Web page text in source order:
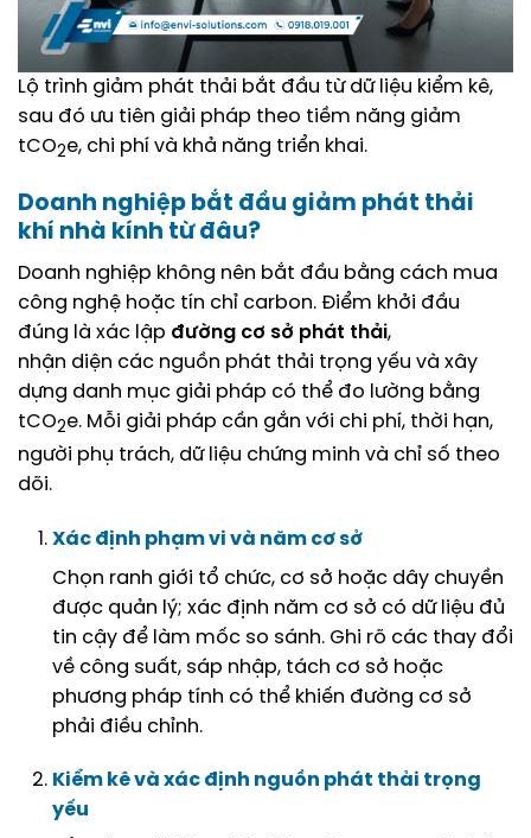
Lộ trình giảm phát thải bắt đầu từ dữ liệu kiểm kê,
sau đó ưu tiên giải pháp theo tiềm năng giảm
tCO2e, chi phí và khả năng triển khai.
Doanh nghiệp bắt đầu giảm phát thải
khí nhà kính từ đâu?
Doanh nghiệp không nên bắt đầu bằng cách mua
công nghệ hoặc tín chỉ carbon. Điểm khởi đầu
đúng là xác lập đường cơ sở phát thải,
nhận diện các nguồn phát thải trọng yếu và xây
dựng danh mục giải pháp có thể đo lường bằng
tCO2e. Mỗi giải pháp cần gắn với chi phí, thời hạn,
người phụ trách, dữ liệu chứng minh và chỉ số theo
dõi.
Xác định phạm vi và năm cơ sở
Chọn ranh giới tổ chức, cơ sở hoặc dây chuyền
được quản lý; xác định năm cơ sở có dữ liệu đủ
tin cậy để làm mốc so sánh. Ghi rõ các thay đổi
về công suất, sáp nhập, tách cơ sở hoặc
phương pháp tính có thể khiến đường cơ sở
phải điều chỉnh.
Kiểm kê và xác định nguồn phát thải trọng
yếu